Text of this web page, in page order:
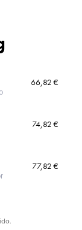
66,82 €
74,82 €
77,82 €